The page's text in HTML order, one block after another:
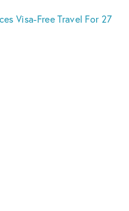
Visa-Free Travel For 27